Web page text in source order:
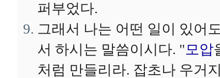
퍼부었다.
그래서 나는 어떤 일이 있어
서 하시는 말씀이시다. " 모압
처럼 만들리라. 잡초나 우거